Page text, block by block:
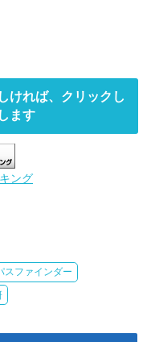
ければ、クリックし
ます
ング
スファインダー